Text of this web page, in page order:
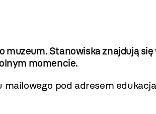
Stanowiska znajdują
momencie.
pod adresem